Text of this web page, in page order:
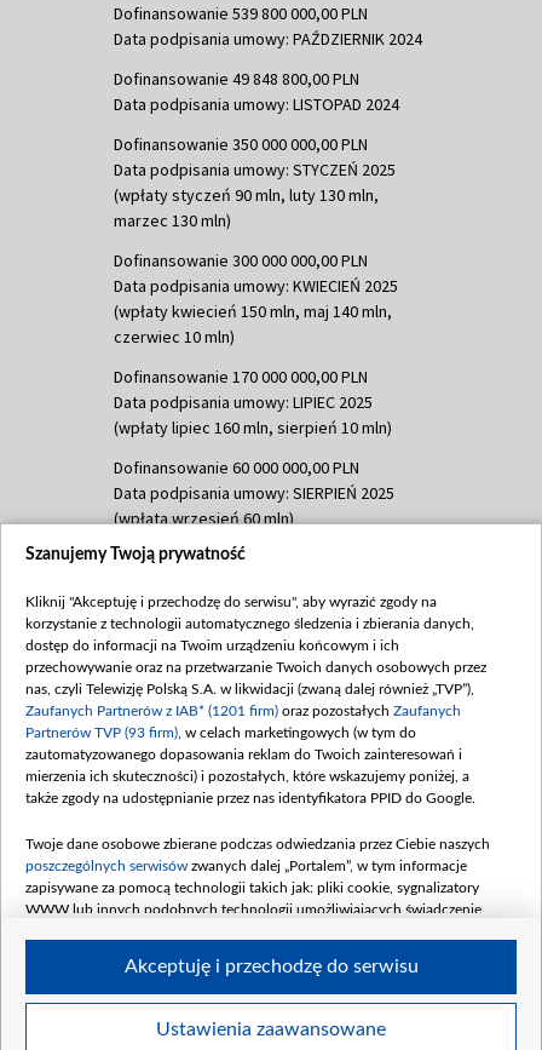
Dofinansowanie 539 800 000,00 PLN
Data podpisania umowy: PAŹDZIERNIK 2024
Dofinansowanie 49 848 800,00 PLN
Data podpisania umowy: LISTOPAD 2024
Dofinansowanie 350 000 000,00 PLN
Data podpisania umowy: STYCZEŃ 2025
(wpłaty styczeń 90 mln, luty 130 mln,
marzec 130 mln)
Dofinansowanie 300 000 000,00 PLN
Data podpisania umowy: KWIECIEŃ 2025
(wpłaty kwiecień 150 mln, maj 140 mln,
czerwiec 10 mln)
Dofinansowanie 170 000 000,00 PLN
Data podpisania umowy: LIPIEC 2025
(wpłaty lipiec 160 mln, sierpień 10 mln)
Dofinansowanie 60 000 000,00 PLN
Data podpisania umowy: SIERPIEŃ 2025
(wpłata wrzesień 60 mln)
Dofinansowanie 635 783 051,21 PLN
(wpłata wrzesień 100 mln, październik 350
mln, listopad 265 mln)
Dofinansowanie 48 862 000,00 PLN
Data podpisania umowy: GRUDZIEŃ 2025
(wpłata grudzień 60,548 mln)
Dofinansowanie 900 000 000,00 PLN
Data podpisania umowy: LUTY 2026 (wpłata
kwiecień 180 mln, 7 maja 180 mln, 8
czerwca 90 mln)
Dofinansowanie 250 000 000,00 PLN
4 sierpnia 250 mln
Szanujemy Twoją prywatność
Kliknij "Akceptuję i przechodzę do serwisu", aby wyrazić zgody na
korzystanie z technologii automatycznego śledzenia i zbierania danych,
dostęp do informacji na Twoim urządzeniu końcowym i ich
przechowywanie oraz na przetwarzanie Twoich danych osobowych przez
nas, czyli Telewizję Polską S.A. w likwidacji (zwaną dalej również „TVP”),
Zaufanych Partnerów z IAB* (1201 firm) oraz pozostałych Zaufanych
Partnerów TVP (93 firm) , w celach marketingowych (w tym do
zautomatyzowanego dopasowania reklam do Twoich zainteresowań i
mierzenia ich skuteczności) i pozostałych, które wskazujemy poniżej, a
także zgody na udostępnianie przez nas identyfikatora PPID do Google.
Twoje dane osobowe zbierane podczas odwiedzania przez Ciebie naszych
poszczególnych serwisów zwanych dalej „Portalem”, w tym informacje
zapisywane za pomocą technologii takich jak: pliki cookie, sygnalizatory
WWW lub innych podobnych technologii umożliwiających świadczenie
Twoje dane osobowe zbierane podczas odwiedzania przez Ciebie
Ustawienia zaawansowane
Akceptuję i przechodzę do serwisu